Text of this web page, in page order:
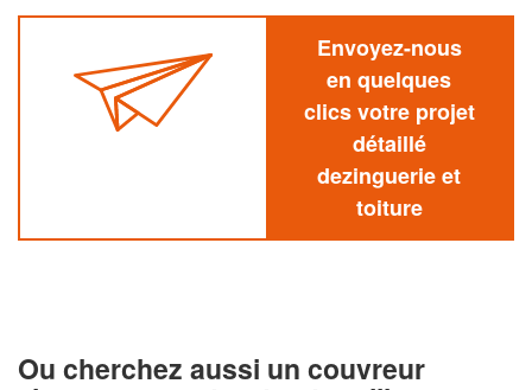
Envoyez-nous
en quelques
clics votre projet
détaillé
dezinguerie et
toiture
Ou cherchez aussi un couvreur